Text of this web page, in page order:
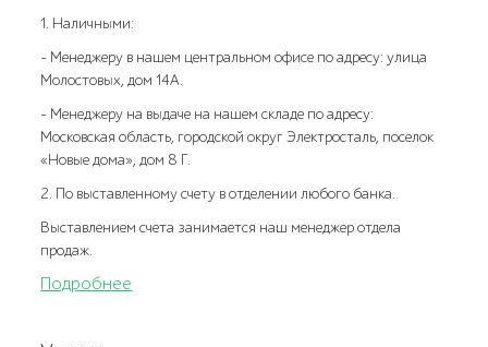
1. Наличными:
- Менеджеру в нашем центральном офисе по адресу: улица
Молостовых, дом 14А.
- Менеджеру на выдаче на нашем складе по адресу:
Московская область, городской округ Электросталь, поселок
«Новые дома», дом 8 Г.
2. По выставленному счету в отделении любого банка.
Выставлением счета занимается наш менеджер отдела
продаж.
Подробнее